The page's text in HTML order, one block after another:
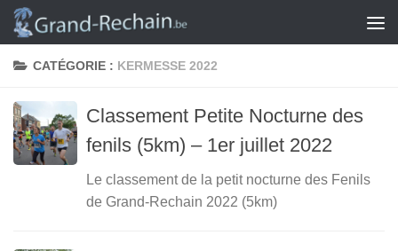
Skip to content
CATÉGORIE : KERMESSE 2022
Classement Petite Nocturne des
fenils (5km) – 1er juillet 2022
Le classement de la petit nocturne des Fenils
de Grand-Rechain 2022 (5km)